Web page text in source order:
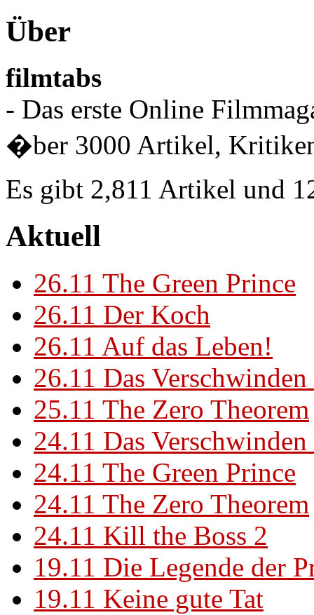
Über
filmtabs
- Das erste Online
�ber 3000 Artikel,
Es gibt 2,811 Artikel und
Aktuell
26.11 The Green Prince
26.11 Der Koch
26.11 Auf das Leben!
26.11 Das
25.11 The Zero Theorem
24.11 Das
24.11 The Green Prince
24.11 The Zero Theorem
24.11 Kill the Boss 2
19.11 Die Legende der
19.11 Keine gute Tat